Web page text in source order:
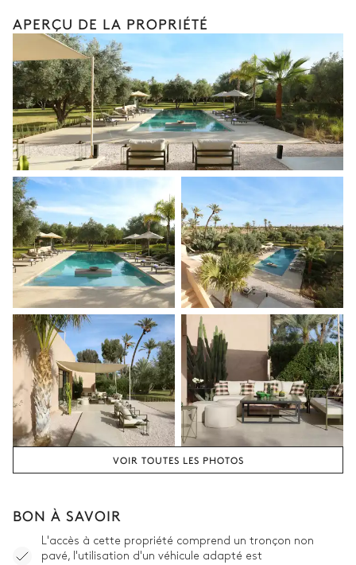
Cours de cuisine
Les services et expériences proposés peuvent varier selon la
saison, la destination ou la disponibilité. Notre conciergerie
vous guidera vers les offres disponibles pour votre séjour.
APERÇU DE LA PROPRIÉTÉ
VOIR TOUTES LES PHOTOS
BON À SAVOIR
L'accès à cette propriété comprend un tronçon non
pavé, l'utilisation d'un véhicule adapté est